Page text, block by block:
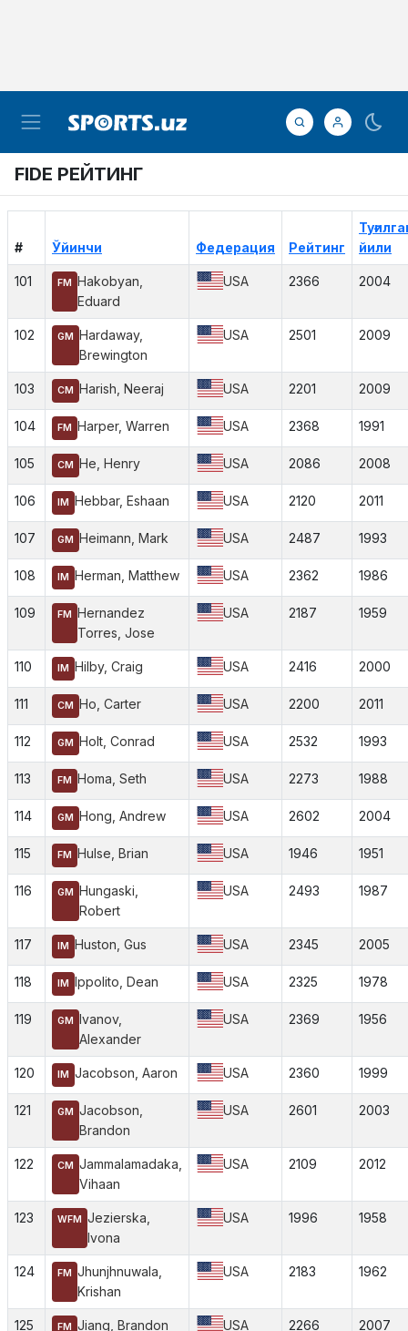
FIDE РЕЙТИНГ
# Ўйинчи Федерация Рейтинг
йили
101 FM Hakobyan,
Eduard
USA 2366 2004
102 GM Hardaway,
Brewington
USA 2501 2009
103 CM Harish, Neeraj USA 2201 2009
104 FM Harper, Warren USA 2368 1991
105 CM He, Henry USA 2086 2008
106 IM Hebbar, Eshaan USA 2120 2011
107 GM Heimann, Mark USA 2487 1993
108 IM Herman, Matthew USA 2362 1986
109 FM Hernandez
Torres, Jose
USA 2187 1959
110 IM Hilby, Craig USA 2416 2000
111 CM Ho, Carter USA 2200 2011
112 GM Holt, Conrad USA 2532 1993
113 FM Homa, Seth USA 2273 1988
114 GM Hong, Andrew USA 2602 2004
115 FM Hulse, Brian USA 1946 1951
116 GM Hungaski,
Robert
USA 2493 1987
117 IM Huston, Gus USA 2345 2005
118 IM Ippolito, Dean USA 2325 1978
119 GM Ivanov,
Alexander
USA 2369 1956
120 IM Jacobson, Aaron USA 2360 1999
121 GM Jacobson,
Brandon
USA 2601 2003
122 CM Jammalamadaka,
Vihaan
USA 2109 2012
123 WFM Jezierska,
Ivona
USA 1996 1958
124 FM Jhunjhnuwala,
Krishan
USA 2183 1962
125 FM Jiang, Brandon USA 2266 2007